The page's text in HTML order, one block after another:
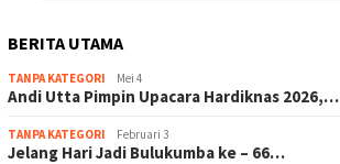
BERITA UTAMA
TANPA KATEGORI Mei 4
Andi Utta Pimpin Upacara Hardiknas 2026,…
TANPA KATEGORI Februari 3
Jelang Hari Jadi Bulukumba ke – 66…